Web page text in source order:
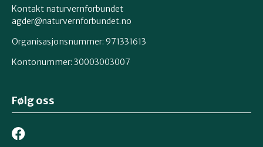
Kontakt naturvernforbundet
agder@naturvernforbundet.no
Organisasjonsnummer: 971331613
Kontonummer: 30003003007
Følg oss